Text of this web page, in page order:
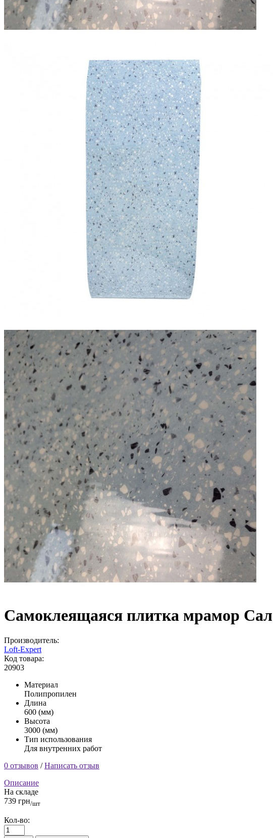
Самоклеящаяся плитка мрамор
Производитель:
Loft-Expert
Код товара:
20903
Материал
Полипропилен
Длина
600 (мм)
Высота
3000 (мм)
Тип использования
Для внутренних работ
0 отзывов /Написать отзыв
Описание
На складе
739 грн/шт
Кол-во: